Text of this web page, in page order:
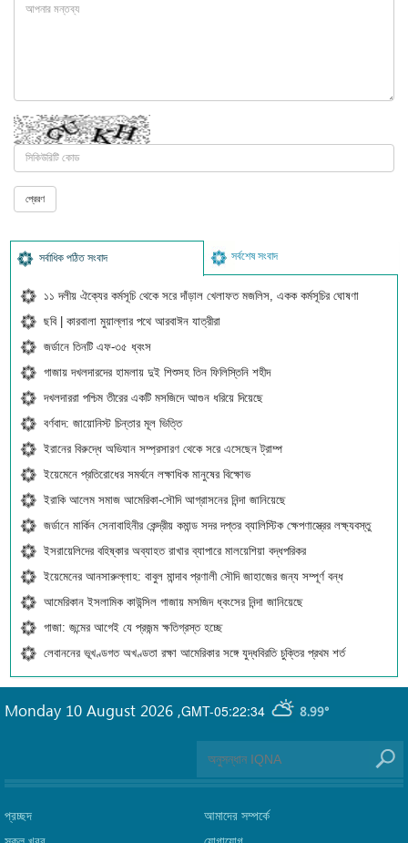
সর্বাধিক পঠিত সংবাদ সর্বশেষ সংবাদ
১১ দলীয় ঐক্যের কর্মসূচি থেকে সরে দাঁড়াল খেলাফত মজলিস, একক কর্মসূচির ঘোষণা
ছবি | কারবালা মুয়াল্লার পথে আরবাঈন যাত্রীরা
জর্ডানে তিনটি এফ-৩৫ ধ্বংস
গাজায় দখলদারদের হামলায় দুই শিশুসহ তিন ফিলিস্তিনি শহীদ
দখলদাররা পশ্চিম তীরের একটি মসজিদে আগুন ধরিয়ে দিয়েছে
বর্ণবাদ: জায়োনিস্ট চিন্তার মূল ভিত্তি
ইরানের বিরুদ্ধে অভিযান সম্প্রসারণ থেকে সরে এসেছেন ট্রাম্প
ইয়েমেনে প্রতিরোধের সমর্থনে লক্ষাধিক মানুষের বিক্ষোভ
ইরাকি আলেম সমাজ আমেরিকা-সৌদি আগ্রাসনের নিন্দা জানিয়েছে
জর্ডানে মার্কিন সেনাবাহিনীর কেন্দ্রীয় কমান্ড সদর দপ্তর ব্যালিস্টিক ক্ষেপণাস্ত্রের লক্ষ্যবস্তু
ইসরায়েলিদের বহিষ্কার অব্যাহত রাখার ব্যাপারে মালয়েশিয়া বদ্ধপরিকর
ইয়েমেনের আনসারুল্লাহ: বাবুল মান্দাব প্রণালী সৌদি জাহাজের জন্য সম্পূর্ণ বন্ধ
আমেরিকান ইসলামিক কাউন্সিল গাজায় মসজিদ ধ্বংসের নিন্দা জানিয়েছে
গাজা: জন্মের আগেই যে প্রজন্ম ক্ষতিগ্রস্ত হচ্ছে
লেবাননের ভূখণ্ডগত অখণ্ডতা রক্ষা আমেরিকার সঙ্গে যুদ্ধবিরতি চুক্তির প্রথম শর্ত
GMT-05:22:34 8.99°
Monday 10 August 2026 ,
প্রচ্ছদ
আমাদের সম্পর্কে